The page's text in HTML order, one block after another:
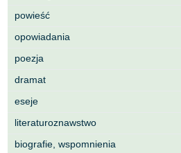
powieść
opowiadania
poezja
dramat
eseje
literaturoznawstwo
biografie, wspomnienia